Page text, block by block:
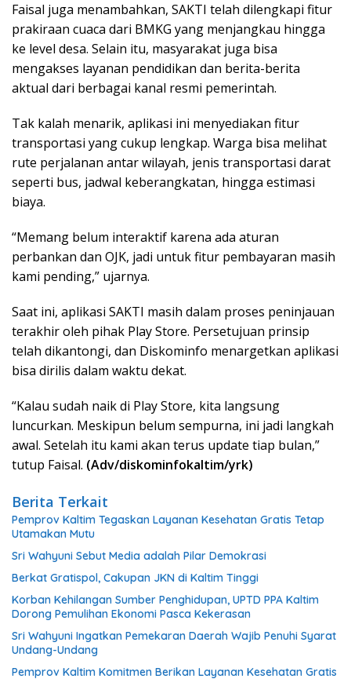
Faisal juga menambahkan, SAKTI telah dilengkapi fitur
prakiraan cuaca dari BMKG yang menjangkau hingga
ke level desa. Selain itu, masyarakat juga bisa
mengakses layanan pendidikan dan berita-berita
aktual dari berbagai kanal resmi pemerintah.
Tak kalah menarik, aplikasi ini menyediakan fitur
transportasi yang cukup lengkap. Warga bisa melihat
rute perjalanan antar wilayah, jenis transportasi darat
seperti bus, jadwal keberangkatan, hingga estimasi
biaya.
“Memang belum interaktif karena ada aturan
perbankan dan OJK, jadi untuk fitur pembayaran masih
kami pending,” ujarnya.
Saat ini, aplikasi SAKTI masih dalam proses peninjauan
terakhir oleh pihak Play Store. Persetujuan prinsip
telah dikantongi, dan Diskominfo menargetkan aplikasi
bisa dirilis dalam waktu dekat.
“Kalau sudah naik di Play Store, kita langsung
luncurkan. Meskipun belum sempurna, ini jadi langkah
awal. Setelah itu kami akan terus update tiap bulan,”
tutup Faisal. (Adv/diskominfokaltim/yrk)
Berita Terkait
Pemprov Kaltim Tegaskan Layanan Kesehatan Gratis Tetap
Utamakan Mutu
Sri Wahyuni Sebut Media adalah Pilar Demokrasi
Berkat Gratispol, Cakupan JKN di Kaltim Tinggi
Korban Kehilangan Sumber Penghidupan, UPTD PPA Kaltim
Dorong Pemulihan Ekonomi Pasca Kekerasan
Sri Wahyuni Ingatkan Pemekaran Daerah Wajib Penuhi Syarat
Undang-Undang
Pemprov Kaltim Komitmen Berikan Layanan Kesehatan Gratis